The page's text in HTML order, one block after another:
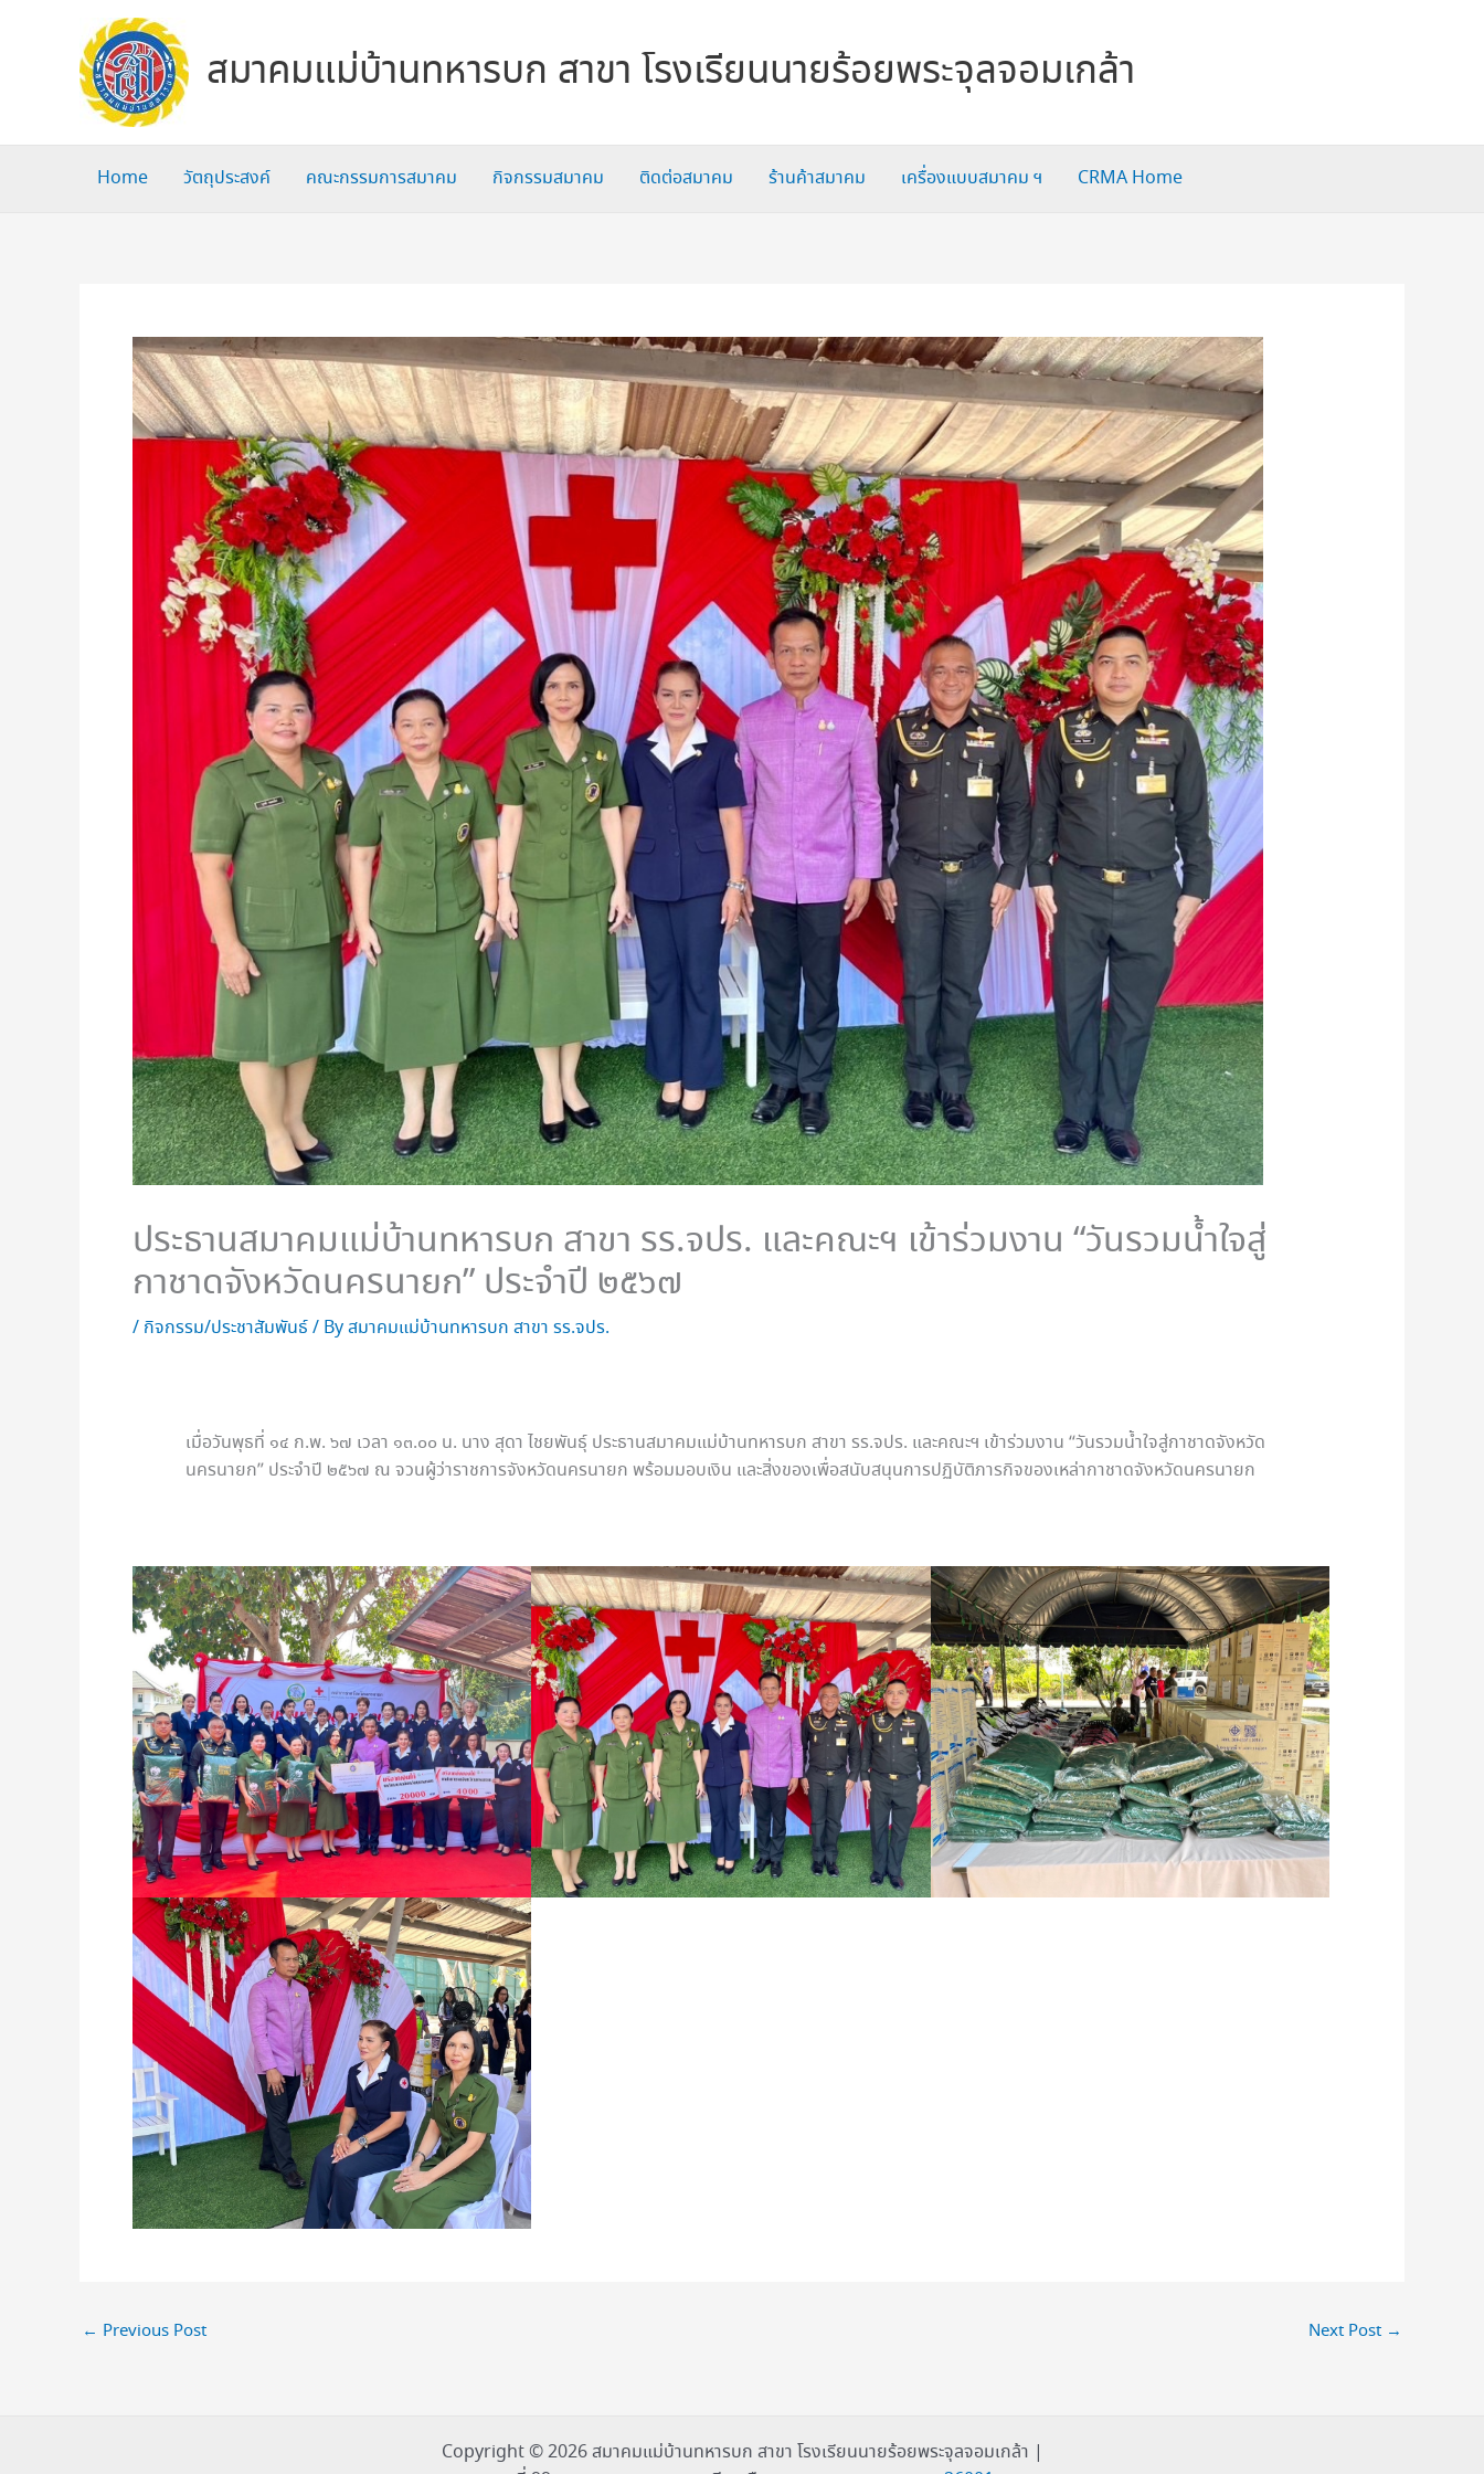
สมาคมแม่บ้านทหารบก สาขา โรงเรียนนายร้อยพระจุลจอมเกล้า
Home วัตถุประสงค์ คณะกรรมการสมาคม กิจกรรมสมาคม ติดต่อสมาคม ร้านค้าสมาคม เครื่องแบบสมาคม ฯ CRMA Home
ประธานสมาคมแม่บ้านทหารบก สาขา รร.จปร. และคณะฯ เข้าร่วมงาน “วันรวมน้ำใจสู่
กาชาดจังหวัดนครนายก” ประจำปี ๒๕๖๗
/ กิจกรรม/ประชาสัมพันธ์/ Byสมาคมแม่บ้านทหารบก สาขา รร.จปร.
เมื่อวันพุธที่ ๑๔ ก.พ. ๖๗ เวลา ๑๓.๐๐ น. นาง สุดา ไชยพันธุ์ ประธานสมาคมแม่บ้านทหารบก สาขา รร.จปร. และคณะฯ เข้าร่วมงาน “วันรวมน้ำใจสู่กาชาดจังหวัด
นครนายก” ประจำปี ๒๕๖๗ ณ จวนผู้ว่าราชการจังหวัดนครนายก พร้อมมอบเงิน และสิ่งของเพื่อสนับสนุนการปฏิบัติภารกิจของเหล่ากาชาดจังหวัดนครนายก
← Previous Post Next Post →
Copyright © 2026 สมาคมแม่บ้านทหารบก สาขา โรงเรียนนายร้อยพระจุลจอมเกล้า |